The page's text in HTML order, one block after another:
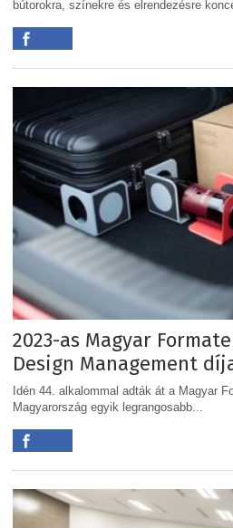
bútorokra, színekre és elrendezésre
2023-as Magyar
Design Management
Idén 44. alkalommal adták át a Magyar
Magyarország egyik legrangosabb...